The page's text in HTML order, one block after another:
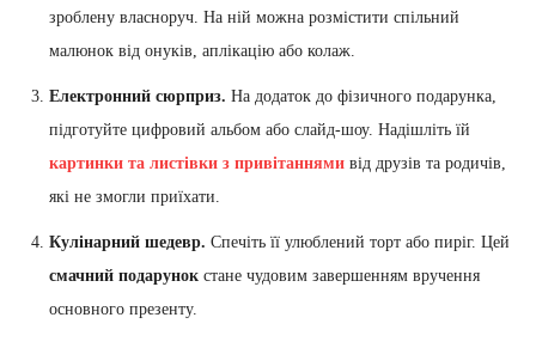
зроблену власноруч. На ній можна розмістити спільний
малюнок від онуків, аплікацію або колаж.
Електронний сюрприз. На додаток до фізичного подарунка,
підготуйте цифровий альбом або слайд-шоу. Надішліть їй
картинки та листівки з привітаннями від друзів та родичів,
які не змогли приїхати.
Кулінарний шедевр. Спечіть її улюблений торт або пиріг. Цей
смачний подарунок стане чудовим завершенням вручення
основного презенту.